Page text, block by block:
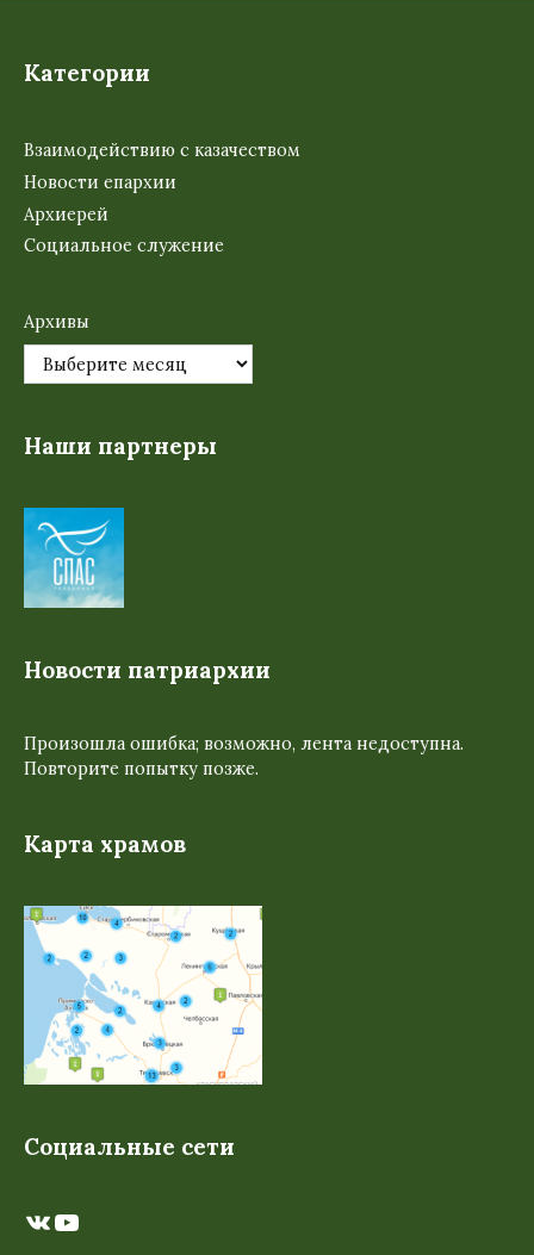
Категории
Взаимодействию с казачеством
Новости епархии
Архиерей
Социальное служение
Архивы
Наши партнеры
Новости патриархии
Произошла ошибка; возможно, лента недоступна.
Повторите попытку позже.
Карта храмов
Социальные сети
ВКонтакте
YouTube